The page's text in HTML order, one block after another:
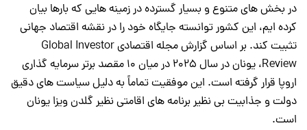
در بخش های متنوع و بسیار گسترده در زمینه هایی که بارها بیان
کرده ایم، این کشور توانسته جایگاه خود را در نقشه اقتصاد جهانی
تثبیت کند. بر اساس گزارش مجله اقتصادی Global Investor
Review، یونان در سال ۲۰۲۵ در میان ۱۰ مقصد برتر سرمایه گذاری
اروپا قرار گرفته است. این موفقیت تماماً به دلیل سیاست های دقیق
دولت و جذابیت بی نظیر برنامه های اقامتی نظیر گلدن ویزا یونان
است.